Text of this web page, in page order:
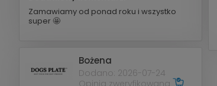
Zamawiamy od ponad roku i wszystko
super 🤩
Bożena
Dodano: 2026-07-24
Opinia zweryfikowana